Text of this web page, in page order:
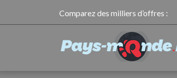
Comparez des milliers d’offres :